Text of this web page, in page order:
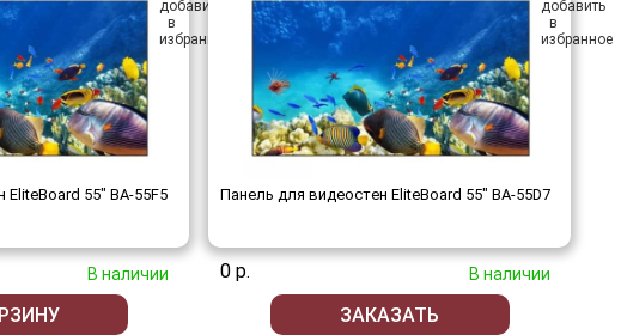
55" BA-55F5
В наличии
Панель для видеостен EliteBoard 55" BA-55D7
0 р. В наличии
ЗАКАЗАТЬ